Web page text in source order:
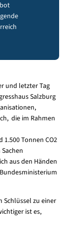
und letzter Tag
Salzburg
die im Rahmen
Tonnen CO2
aus den Händen
Schlüssel zu einer
ist es,